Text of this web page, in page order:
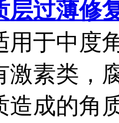
层过薄修
于中度
激素类，
造成的角